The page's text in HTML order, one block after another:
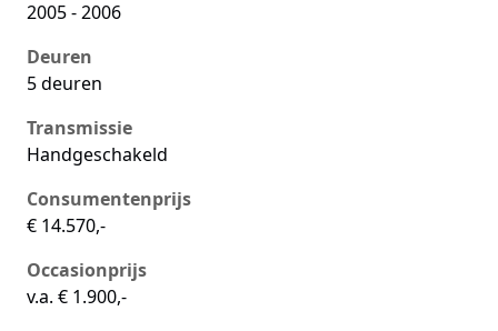
2005 - 2006
Deuren
5 deuren
Transmissie
Handgeschakeld
Consumentenprijs
€ 14.570,-
Occasionprijs
v.a. € 1.900,-